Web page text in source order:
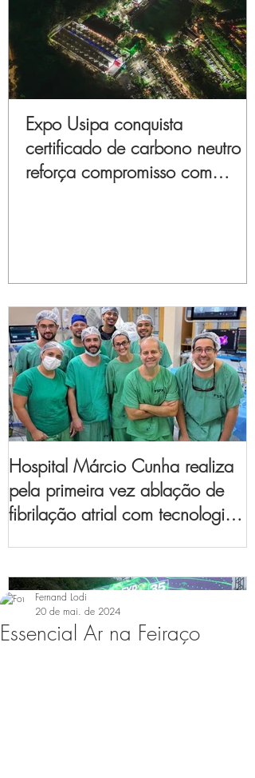
Expo Usipa conquista
certificado de carbono neutro e
reforça compromisso com
Hospital Márcio Cunha realiza
pela primeira vez ablação de
fibrilação atrial com tecnologia
Essencial Ar na Feiraço
Fernand Lodi
20 de mai. de 2024